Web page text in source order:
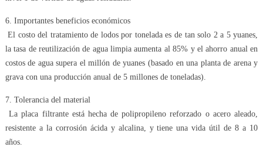
6. Importantes beneficios económicos
El costo del tratamiento de lodos por tonelada es de tan solo 2 a 5 yuanes,
la tasa de reutilización de agua limpia aumenta al 85% y el ahorro anual en
costos de agua supera el millón de yuanes (basado en una planta de arena y
grava con una producción anual de 5 millones de toneladas).
7. Tolerancia del material
La placa filtrante está hecha de polipropileno reforzado o acero aleado,
resistente a la corrosión ácida y alcalina, y tiene una vida útil de 8 a 10
años.